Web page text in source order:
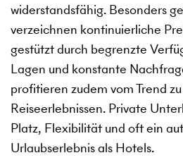
widerstandsfähig. Besonders
verzeichnen kontinuierliche
gestützt durch begrenzte
Lagen und konstante
profitieren zudem vom Trend
Reiseerlebnissen. Private
Platz, Flexibilität und oft ein
Urlaubserlebnis als Hotels.